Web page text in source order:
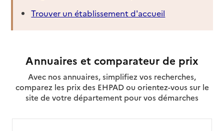
04 79 65 17 73
Contact
Source des données : Finess n° 730010220
Mis à jour le : 06/08/2026
Services du CCAS
Trouver un établissement d'accueil
Annuaires et comparateur de prix
Avec nos annuaires, simplifiez vos recherches,
comparez les prix des EHPAD ou orientez-vous sur le
site de votre département pour vos démarches